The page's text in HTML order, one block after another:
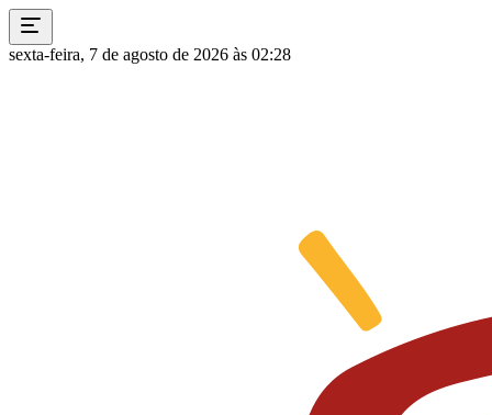
sexta-feira, 7 de agosto de 2026 às 02:28